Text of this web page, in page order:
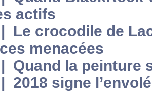
actifs
| Le crocodile de
menacées
| Quand la peinture
| 2018 signe